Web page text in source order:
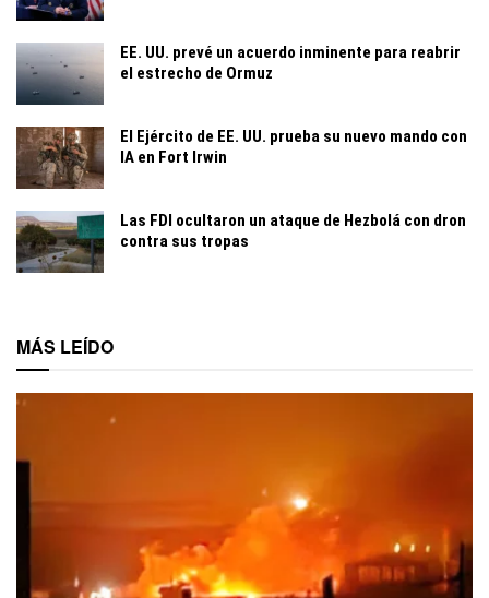
EE. UU. prevé un acuerdo inminente para reabrir
el estrecho de Ormuz
El Ejército de EE. UU. prueba su nuevo mando con
IA en Fort Irwin
Las FDI ocultaron un ataque de Hezbolá con dron
contra sus tropas
MÁS LEÍDO